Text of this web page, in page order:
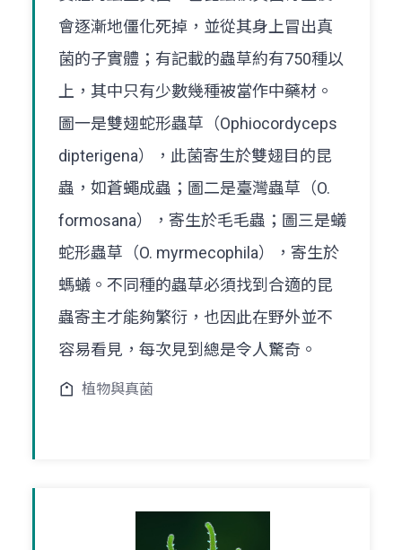
會逐漸地僵化死掉，並從其身上冒出真
菌的子實體；有記載的蟲草約有750種以
上，其中只有少數幾種被當作中藥材。
圖一是雙翅蛇形蟲草（Ophiocordyceps
dipterigena），此菌寄生於雙翅目的昆
蟲，如蒼蠅成蟲；圖二是臺灣蟲草（O.
formosana），寄生於毛毛蟲；圖三是蟻
蛇形蟲草（O. myrmecophila），寄生於
螞蟻。不同種的蟲草必須找到合適的昆
蟲寄主才能夠繁衍，也因此在野外並不
容易看見，每次見到總是令人驚奇。
植物與真菌